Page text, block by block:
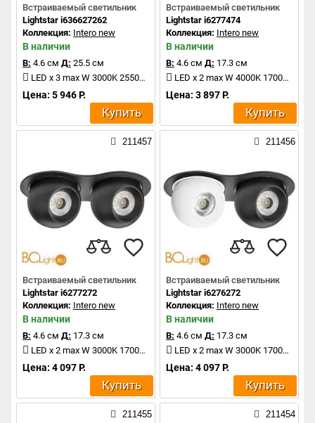
Встраиваемый светильник
Lightstar i636627262
Коллекция: Intero new
В наличии
В: 4.6 см Д: 25.5 см
LED x 3 max W 3000K 2550Lm
Цена: 5 946 Р.
Купить
Встраиваемый светильник
Lightstar i6277474
Коллекция: Intero new
В наличии
В: 4.6 см Д: 17.3 см
LED x 2 max W 4000K 1700Lm
Цена: 3 897 Р.
Купить
211457
Встраиваемый светильник
Lightstar i6277272
Коллекция: Intero new
В наличии
В: 4.6 см Д: 17.3 см
LED x 2 max W 3000K 1700Lm
Цена: 4 097 Р.
Купить
211456
Встраиваемый светильник
Lightstar i6276272
Коллекция: Intero new
В наличии
В: 4.6 см Д: 17.3 см
LED x 2 max W 3000K 1700Lm
Цена: 4 097 Р.
Купить
211455 211454